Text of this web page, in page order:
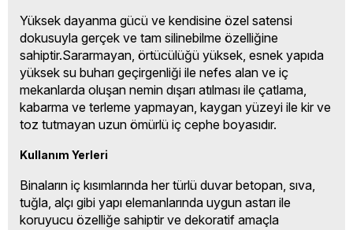
Yüksek dayanma gücü ve kendisine özel satensi
dokusuyla gerçek ve tam silinebilme özelliğine
sahiptir.Sararmayan, örtücülüğü yüksek, esnek yapıda
yüksek su buharı geçirgenliği ile nefes alan ve iç
mekanlarda oluşan nemin dışarı atılması ile çatlama,
kabarma ve terleme yapmayan, kaygan yüzeyi ile kir ve
toz tutmayan uzun ömürlü iç cephe boyasıdır.
Kullanım Yerleri
Binaların iç kısımlarında her türlü duvar betopan, sıva,
tuğla, alçı gibi yapı elemanlarında uygun astarı ile
koruyucu özelliğe sahiptir ve dekoratif amaçla